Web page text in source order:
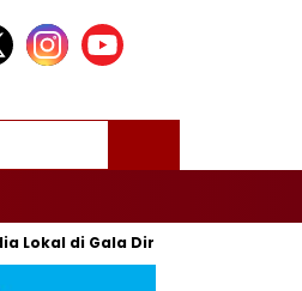
di Gala Dinner Asia Africa,